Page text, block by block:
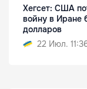
Хегсет: США
войну в Иране
долларов
22 Июл.